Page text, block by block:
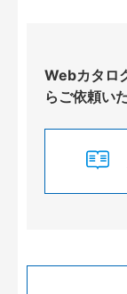
Webカタロ
らご依頼い